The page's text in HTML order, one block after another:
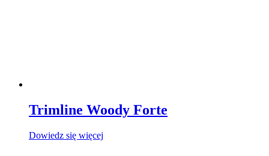
Trimline Woody Forte
Dowiedz się więcej